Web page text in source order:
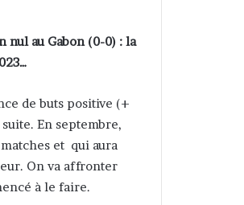
nul au Gabon (0-0) : la
de buts positive (+
En septembre,
et qui aura
On va affronter
à le faire.